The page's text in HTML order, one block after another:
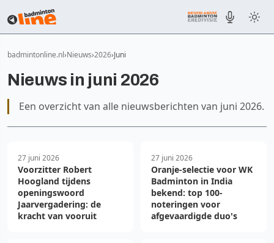
badmintonline.nl Nieuws 2026 Juni
Nieuws in juni 2026
Een overzicht van alle nieuwsberichten van juni 2026.
27 juni 2026
Voorzitter Robert
Hoogland tijdens
openingswoord
Jaarvergadering: de
kracht van vooruit
27 juni 2026
Oranje-selectie voor WK
Badminton in India
bekend: top 100-
noteringen voor
afgevaardigde duo's